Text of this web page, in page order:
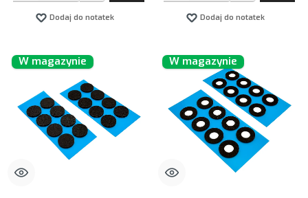
Dodaj do notatek Dodaj do notatek
W magazynie W magazynie